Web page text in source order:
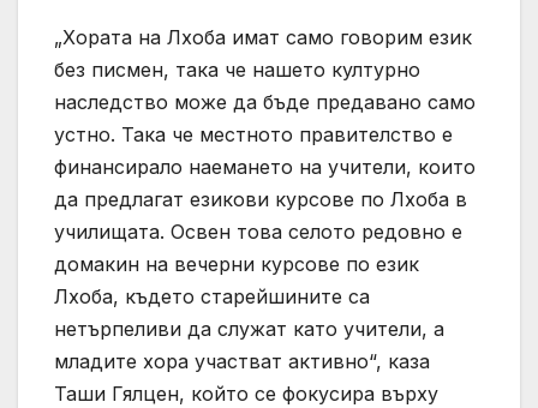
„Хората на Лхоба имат само говорим език
без писмен, така че нашето културно
наследство може да бъде предавано само
устно. Така че местното правителство е
финансирало наемането на учители, които
да предлагат езикови курсове по Лхоба в
училищата. Освен това селото редовно е
домакин на вечерни курсове по език
Лхоба, където старейшините са
нетърпеливи да служат като учители, а
младите хора участват активно“, каза
Таши Гялцен, който се фокусира върху